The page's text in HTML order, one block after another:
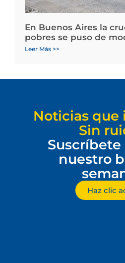
En Buenos Aires la
pobres se puso de
Leer Más >>
Noticias que
Sin
Suscríbete
nuestro
Haz clic